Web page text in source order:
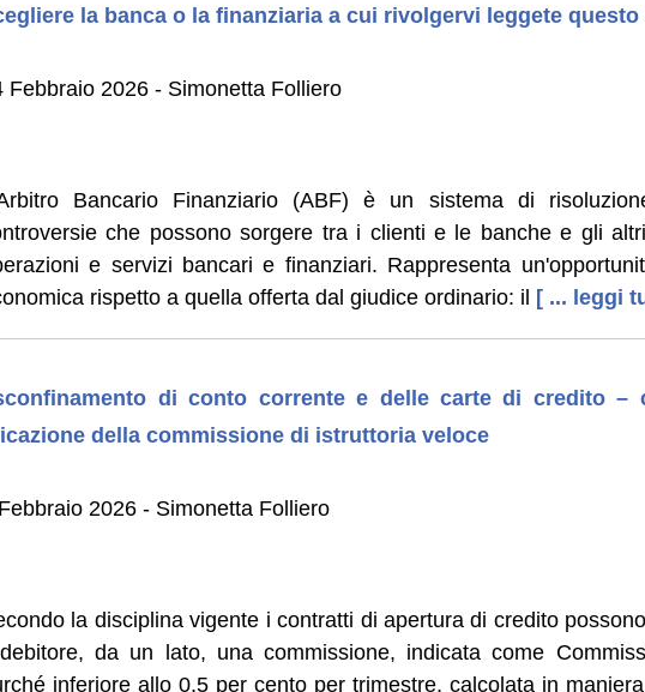
la banca o la finanziaria a cui rivolgervi leggete
Febbraio 2026 - Simonetta Folliero
Bancario Finanziario (ABF) è un sistema di
che possono sorgere tra i clienti e le banche e gli
e servizi bancari e finanziari. Rappresenta
rispetto a quella offerta dal giudice ordinario: il [ ... leggi
di conto corrente e delle carte di credito –
della commissione di istruttoria veloce
2026 - Simonetta Folliero
la disciplina vigente i contratti di apertura di credito
da un lato, una commissione, indicata come
inferiore allo 0,5 per cento per trimestre, calcolata in